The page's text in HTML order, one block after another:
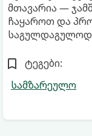
მთავარია —
ჩაყაროთ და
ტეგები:
სამზარეულო